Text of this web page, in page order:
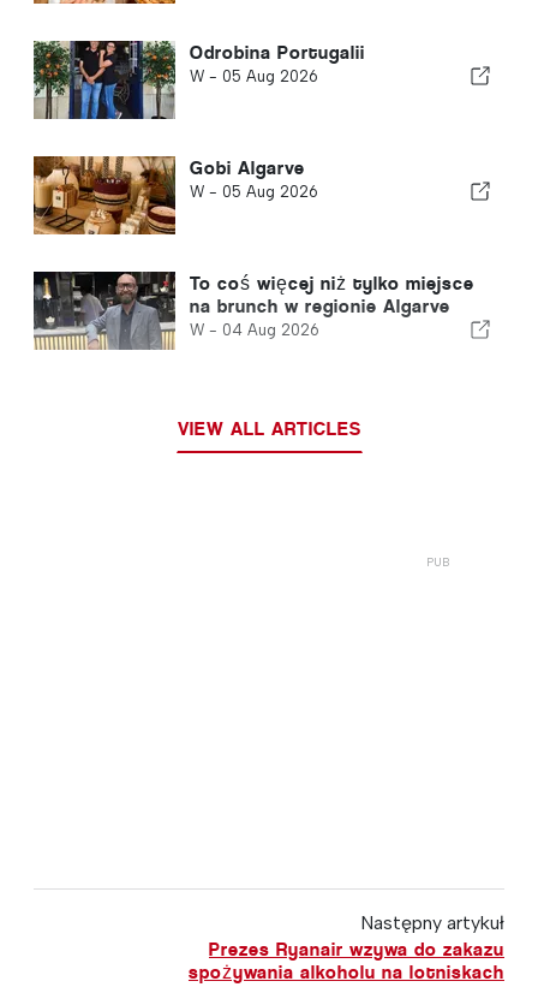
Odrobina Portugalii
W - 05 Aug 2026
Gobi Algarve
W - 05 Aug 2026
To coś więcej niż tylko miejsce
na brunch w regionie Algarve
W - 04 Aug 2026
VIEW ALL ARTICLES
Następny artykuł
Prezes Ryanair wzywa do zakazu
spożywania alkoholu na lotniskach